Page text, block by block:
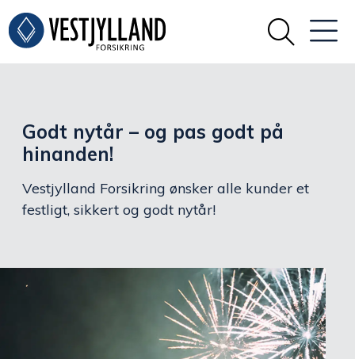
Godt nytår – og pas godt på
hinanden!
Vestjylland Forsikring ønsker alle kunder et
festligt, sikkert og godt nytår!